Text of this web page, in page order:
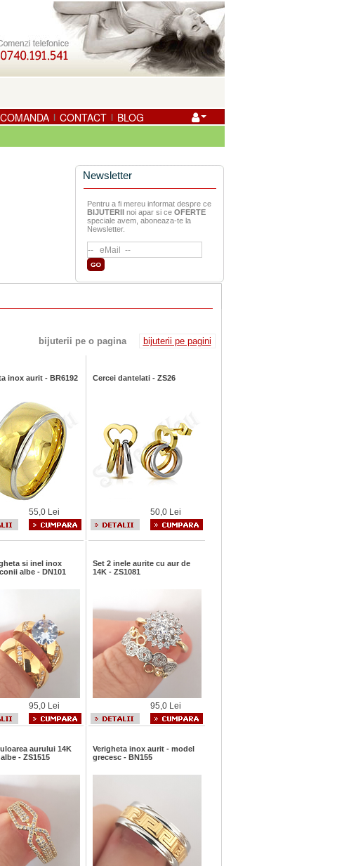
| CONTACT | BLOG
Newsletter
Pentru a fi mereu informat despre ce
BIJUTERIInoi apar si ce OFERTE
speciale avem, aboneaza-te la
Newsletter.
bijuterii pe o pagina bijuterii pe pagini
inox aurit - BR6192
55,0 Lei
Cercei dantelati - ZS26
50,0 Lei
si inel inox
albe - DN101
95,0 Lei
Set 2 inele aurite cu aur de
14K - ZS1081
95,0 Lei
aurului 14K
- ZS1515
Verigheta inox aurit - model
grecesc - BN155